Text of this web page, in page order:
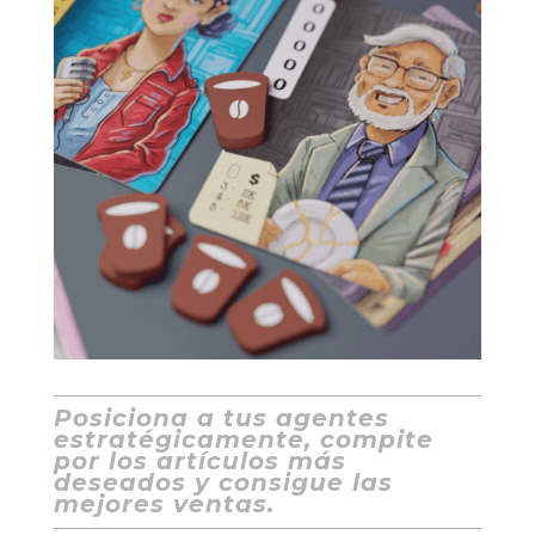
Posiciona a tus agentes
estratégicamente, compite
por los artículos más
deseados y consigue las
mejores ventas.